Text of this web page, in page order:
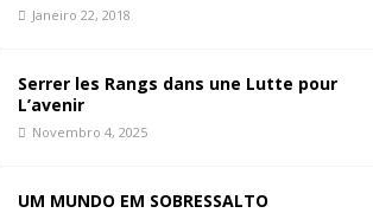
Janeiro 22, 2018
Serrer les Rangs dans une Lutte pour
L’avenir
Novembro 4, 2025
UM MUNDO EM SOBRESSALTO